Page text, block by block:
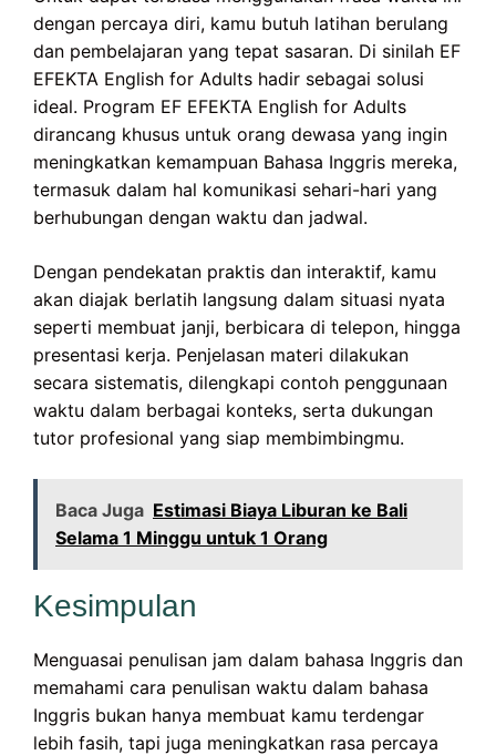
dengan percaya diri, kamu butuh latihan berulang
dan pembelajaran yang tepat sasaran. Di sinilah EF
EFEKTA English for Adults hadir sebagai solusi
ideal. Program EF EFEKTA English for Adults
dirancang khusus untuk orang dewasa yang ingin
meningkatkan kemampuan Bahasa Inggris mereka,
termasuk dalam hal komunikasi sehari-hari yang
berhubungan dengan waktu dan jadwal.
Dengan pendekatan praktis dan interaktif, kamu
akan diajak berlatih langsung dalam situasi nyata
seperti membuat janji, berbicara di telepon, hingga
presentasi kerja. Penjelasan materi dilakukan
secara sistematis, dilengkapi contoh penggunaan
waktu dalam berbagai konteks, serta dukungan
tutor profesional yang siap membimbingmu.
Baca Juga Estimasi Biaya Liburan ke Bali
Selama 1 Minggu untuk 1 Orang
Kesimpulan
Menguasai penulisan jam dalam bahasa Inggris dan
memahami cara penulisan waktu dalam bahasa
Inggris bukan hanya membuat kamu terdengar
lebih fasih, tapi juga meningkatkan rasa percaya